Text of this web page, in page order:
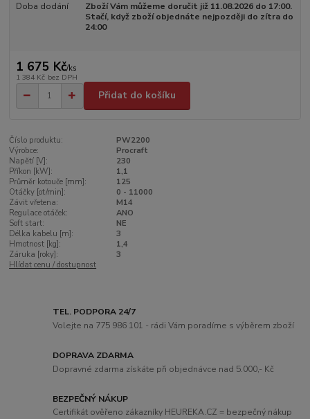
Doba dodání
Zboží Vám můžeme doručit již 11.08.2026 do 17:00.
Stačí, když zboží objednáte nejpozději do zítra do
24:00
1 675 Kč/ks
1 384 Kč bez DPH
Přidat do košíku
Číslo produktu:
PW2200
Výrobce:
Procraft
Napětí [V]:
230
Příkon [kW]:
1,1
Průměr kotouče [mm]:
125
Otáčky [ot/min]:
0 - 11000
Závit vřetena:
M14
Regulace otáček:
ANO
Soft start:
NE
Délka kabelu [m]:
3
Hmotnost [kg]:
1,4
Záruka [roky]:
3
Hlídat cenu / dostupnost
TEL. PODPORA 24/7
Volejte na 775 986 101 - rádi Vám poradíme s výběrem zboží
DOPRAVA ZDARMA
Dopravné zdarma získáte při objednávce nad 5.000,- Kč
BEZPEČNÝ NÁKUP
Certifikát ověřeno zákazníky HEUREKA.CZ = bezpečný nákup